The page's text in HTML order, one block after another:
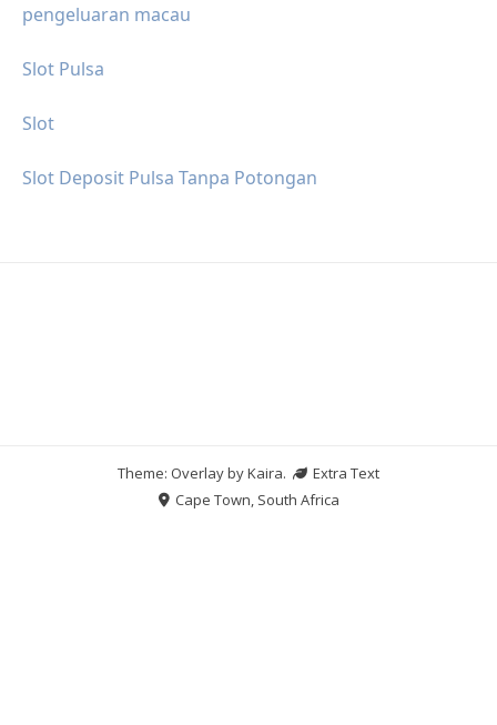
pengeluaran macau
Slot Pulsa
Slot
Slot Deposit Pulsa Tanpa Potongan
Theme: Overlay byKaira.
Extra Text
Cape Town, South Africa